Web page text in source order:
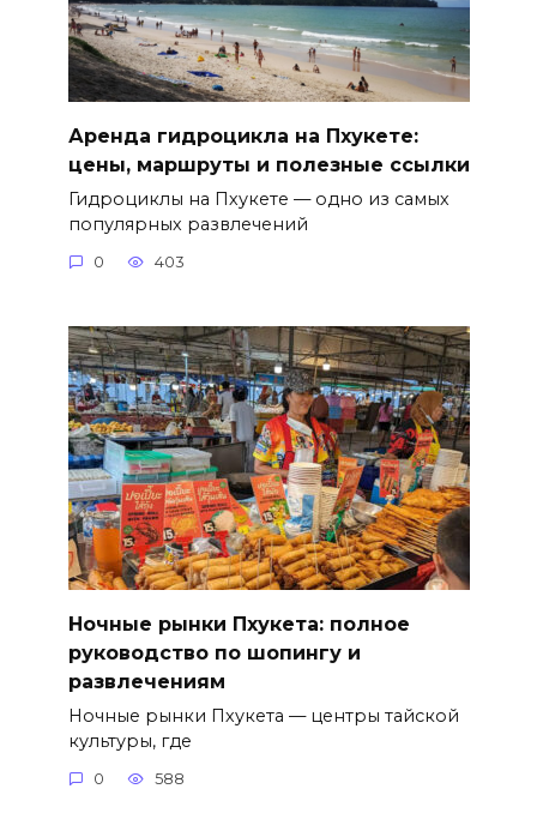
Аренда гидроцикла на Пхукете:
цены, маршруты и полезные ссылки
Гидроциклы на Пхукете — одно из самых
популярных развлечений
0 403
Ночные рынки Пхукета: полное
руководство по шопингу и
развлечениям
Ночные рынки Пхукета — центры тайской
культуры, где
0 588